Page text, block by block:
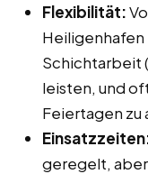
Flexibilität:
Heiligenhafen
Schichtarbeit
leisten, und
Feiertagen zu
geregelt, aber